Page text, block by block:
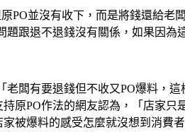
PO並沒有收下，而是將錢還給
跟退不退錢沒有關係，如果因
闆有要退錢但不收又PO爆料，
原PO作法的網友認為，「店家
被爆料的感受怎麼就沒想到消